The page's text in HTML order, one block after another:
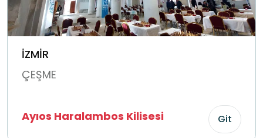
İZMİR
ÇEŞME
Ayıos Haralambos Kilisesi Git